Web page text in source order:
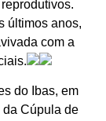
últimos anos,
com a
do Ibas, em
da Cúpula de